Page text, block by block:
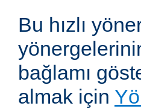
Bu hızlı
bağlamı
almak için